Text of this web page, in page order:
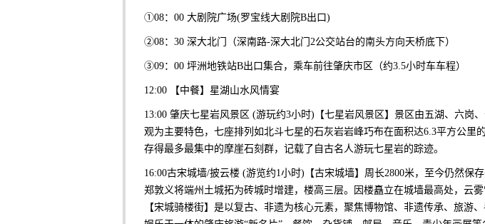
①08：00 大剧院广场(罗宝线大剧院B出口)
②08：30 深大北门（深南路-深大北门2公交站台的南头方向天桥底下）
③09：00 坪洲地铁站B出口集合，乘车前往肇庆市区（约3.5小时车车程）
12:00 【中餐】星湖山水风情宴
13:00 肇庆七星岩风景区 (游玩约3小时)【七星岩风景区】景区由五湖、六岗
观为主要特色，七座排列如北斗七星的石灰岩岩峰巧布在面积达6.3平方公里
存得最多最集中的摩崖石刻群，记载了自古名人游玩七星岩的踪迹。
16:00古宋城墙/披云楼 (游览约1小时)【古宋城墙】周长2800米，至今仍然保
郑敦义将端州土城拓为砖城时增建，楼高三层。因楼矗立在城墙最高处，云
【宋城骑楼街】是以复古、非遗为核心元素，聚焦博物馆、非遗传承、旅游